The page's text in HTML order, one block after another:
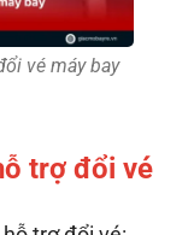
vé máy bay
trợ đổi vé